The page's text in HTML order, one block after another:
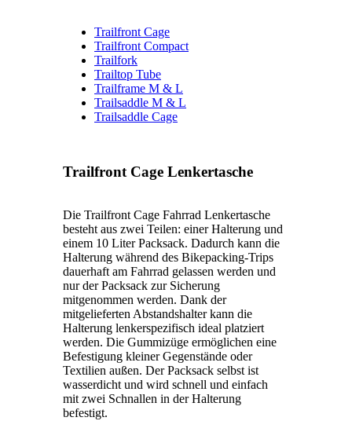
Trailfront Cage
Trailfront Compact
Trailfork
Trailtop Tube
Trailframe M & L
Trailsaddle M & L
Trailsaddle Cage
Trailfront Cage Lenkertasche
Die Trailfront Cage Fahrrad Lenkertasche
besteht aus zwei Teilen: einer Halterung und
einem 10 Liter Packsack. Dadurch kann die
Halterung während des Bikepacking-Trips
dauerhaft am Fahrrad gelassen werden und
nur der Packsack zur Sicherung
mitgenommen werden. Dank der
mitgelieferten Abstandshalter kann die
Halterung lenkerspezifisch ideal platziert
werden. Die Gummizüge ermöglichen eine
Befestigung kleiner Gegenstände oder
Textilien außen. Der Packsack selbst ist
wasserdicht und wird schnell und einfach
mit zwei Schnallen in der Halterung
befestigt.